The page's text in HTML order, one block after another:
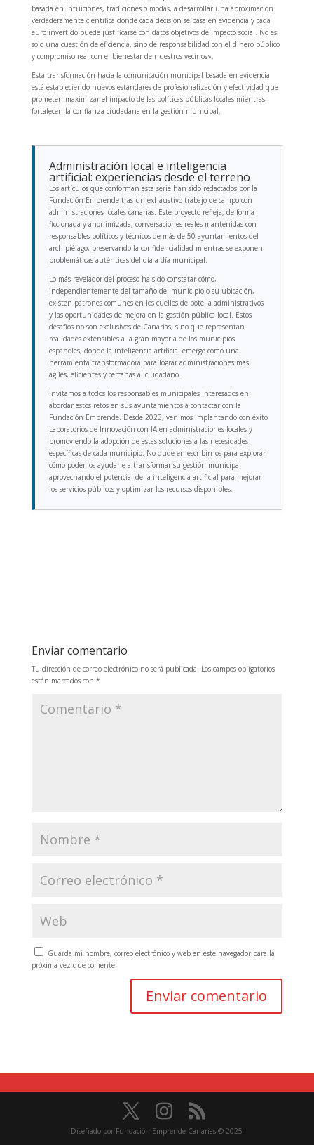
basada en intuiciones, tradiciones o modas, a desarrollar una aproximación
verdaderamente científica donde cada decisión se basa en evidencia y cada
euro invertido puede justificarse con datos objetivos de impacto social. No es
solo una cuestión de eficiencia, sino de responsabilidad con el dinero público
y compromiso real con el bienestar de nuestros vecinos».
Esta transformación hacia la comunicación municipal basada en evidencia
está estableciendo nuevos estándares de profesionalización y efectividad que
prometen maximizar el impacto de las políticas públicas locales mientras
fortalecen la confianza ciudadana en la gestión municipal.
Administración local e inteligencia
artificial: experiencias desde el terreno
Los artículos que conforman esta serie han sido redactados por la
Fundación Emprende tras un exhaustivo trabajo de campo con
administraciones locales canarias. Este proyecto refleja, de forma
ficcionada y anonimizada, conversaciones reales mantenidas con
responsables políticos y técnicos de más de 50 ayuntamientos del
archipiélago, preservando la confidencialidad mientras se exponen
problemáticas auténticas del día a día municipal.
Lo más revelador del proceso ha sido constatar cómo,
independientemente del tamaño del municipio o su ubicación,
existen patrones comunes en los cuellos de botella administrativos
y las oportunidades de mejora en la gestión pública local. Estos
desafíos no son exclusivos de Canarias, sino que representan
realidades extensibles a la gran mayoría de los municipios
españoles, donde la inteligencia artificial emerge como una
herramienta transformadora para lograr administraciones más
ágiles, eficientes y cercanas al ciudadano.
Invitamos a todos los responsables municipales interesados en
abordar estos retos en sus ayuntamientos a contactar con la
Fundación Emprende. Desde 2023, venimos implantando con éxito
Laboratorios de Innovación con IA en administraciones locales y
promoviendo la adopción de estas soluciones a las necesidades
específicas de cada municipio. No dude en escribirnos para explorar
cómo podemos ayudarle a transformar su gestión municipal
aprovechando el potencial de la inteligencia artificial para mejorar
los servicios públicos y optimizar los recursos disponibles.
Enviar comentario
Tu dirección de correo electrónico no será publicada. Los campos obligatorios
están marcados con *
Guarda mi nombre, correo electrónico y web en este navegador para la
próxima vez que comente.
r
Diseñado por Fundación Emprende Canarias © 2025